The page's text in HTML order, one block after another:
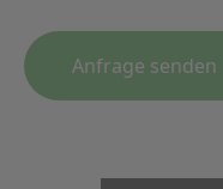
Anfrage senden